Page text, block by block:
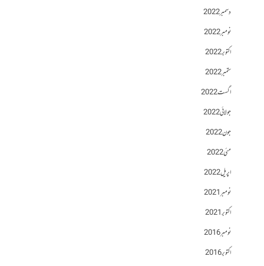
دسمبر 2022
نومبر 2022
اکتوبر 2022
ستمبر 2022
اگست 2022
جولائی 2022
جون 2022
مئی 2022
اپریل 2022
نومبر 2021
اکتوبر 2021
نومبر 2016
اکتوبر 2016